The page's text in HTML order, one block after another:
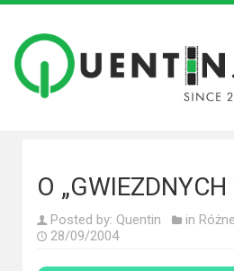
Filmy
Krótkie
recenzje
O
Posted by: Quentin in
28/09/2004